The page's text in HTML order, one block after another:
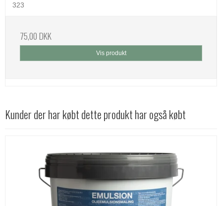
323
75,00 DKK
Vis produkt
Kunder der har købt dette produkt har også købt